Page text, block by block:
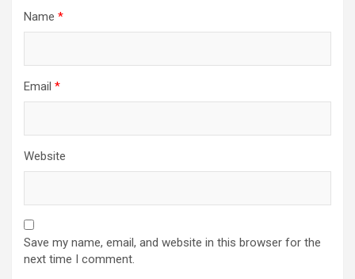
Name *
Email *
Website
Save my name, email, and website in this browser for the
next time I comment.